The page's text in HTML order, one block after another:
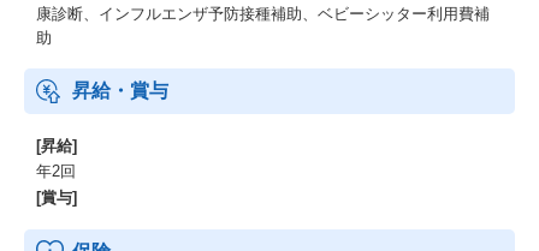
康診断、インフルエンザ予防接種補助、ベビーシッター利用費補
助
昇給・賞与
[昇給]
年2回
[賞与]